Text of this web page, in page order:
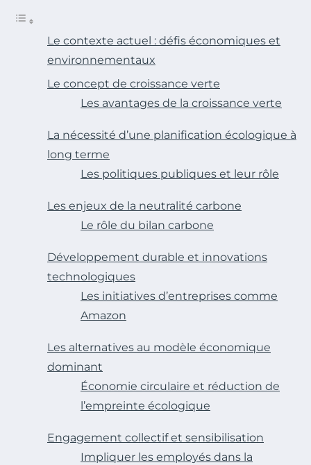
Le contexte actuel : défis économiques et
environnementaux
Le concept de croissance verte
Les avantages de la croissance verte
La nécessité d’une planification écologique à
long terme
Les politiques publiques et leur rôle
Les enjeux de la neutralité carbone
Le rôle du bilan carbone
Développement durable et innovations
technologiques
Les initiatives d’entreprises comme
Amazon
Les alternatives au modèle économique
dominant
Économie circulaire et réduction de
l’empreinte écologique
Engagement collectif et sensibilisation
Impliquer les employés dans la